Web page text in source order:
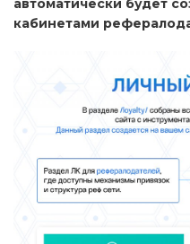
автоматически будет
кабинетами